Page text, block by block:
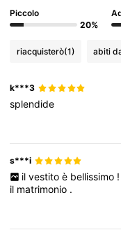
4.75 27K
4.75 27K
Piccolo
20%
riacquisterò(1) abiti
k***3
splendide
s***i
il vestito è bellissimo !
il matrimonio .